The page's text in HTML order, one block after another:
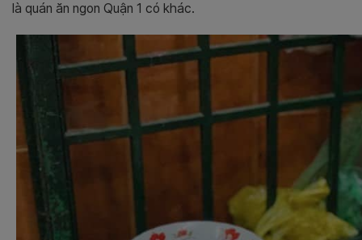
là quán ăn ngon Quận 1 có khác.